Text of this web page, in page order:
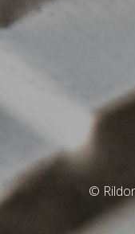
©